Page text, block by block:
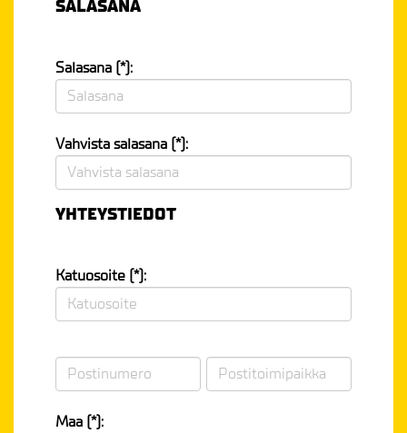
SALASANA
Salasana (*):
Vahvista salasana (*):
YHTEYSTIEDOT
Katuosoite (*):
Maa (*):